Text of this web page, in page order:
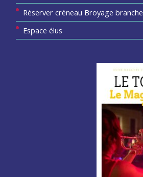
Réserver créneau Broyage branche
Espace élus